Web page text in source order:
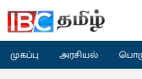
முகப்பு அரசியல்